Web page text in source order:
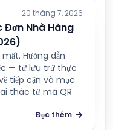
20 tháng 7, 2026
Đơn Nhà Hàng
Hướng dẫn
— từ lưu trữ thực
tiếp cận và mục
thác từ mã QR
Đọc thêm